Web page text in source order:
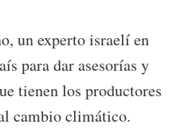
un experto israelí en
para dar asesorías y
tienen los productores
cambio climático.